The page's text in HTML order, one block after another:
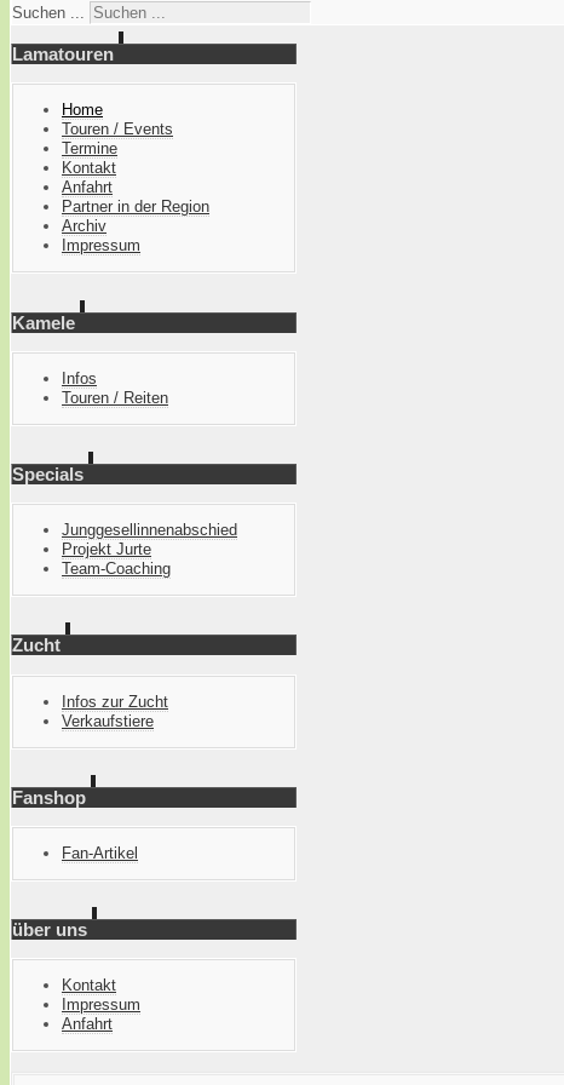
Suchen ...
Lamatouren
Home
Touren / Events
Termine
Kontakt
Anfahrt
Partner in der Region
Archiv
Impressum
Kamele
Infos
Touren / Reiten
Specials
Junggesellinnenabschied
Projekt Jurte
Team-Coaching
Zucht
Infos zur Zucht
Verkaufstiere
Fanshop
Fan-Artikel
über uns
Kontakt
Impressum
Anfahrt